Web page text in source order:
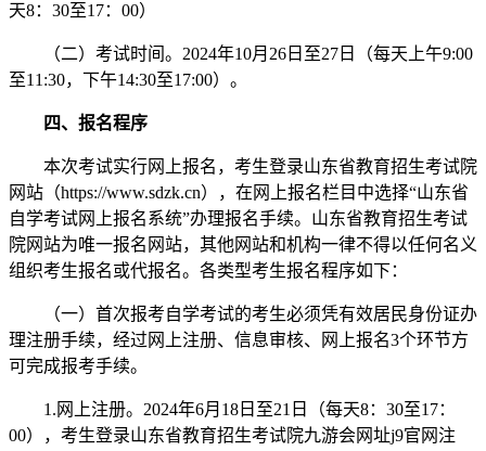
天8：30至17：00）
（二）考试时间。2024年10月26日至27日（每天上午9:00
至11:30，下午14:30至17:00）。
四、报名程序
本次考试实行网上报名，考生登录山东省教育招生考试院
网站（https://www.sdzk.cn），在网上报名栏目中选择“山东省
自学考试网上报名系统”办理报名手续。山东省教育招生考试
院网站为唯一报名网站，其他网站和机构一律不得以任何名义
组织考生报名或代报名。各类型考生报名程序如下：
（一）首次报考自学考试的考生必须凭有效居民身份证办
理注册手续，经过网上注册、信息审核、网上报名3个环节方
可完成报考手续。
1.网上注册。2024年6月18日至21日（每天8：30至17：
00），考生登录山东省教育招生考试院九游会网址j9官网注